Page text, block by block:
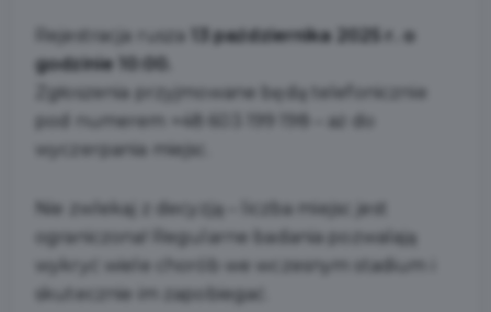
Rejestracja rusza
13 października 2025 r. o
godzinie 10:00.
Zgłoszenia przyjmowane będą telefonicznie
pod numerem +48 603 199 198 – aż do
wyczerpania miejsc.
Nie zwlekaj z decyzją – liczba miejsc jest
ograniczona! Regularne badania pozwalają
wykryć wiele chorób we wczesnym stadium i
skutecznie im zapobiegać.